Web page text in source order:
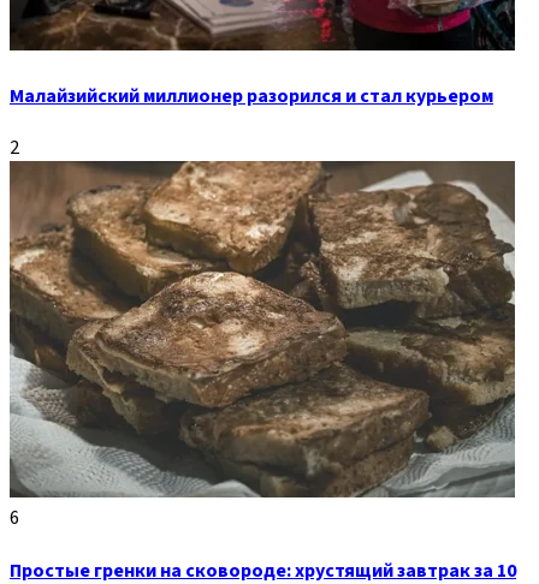
Малайзийский миллионер разорился и стал курьером
2
6
Простые гренки на сковороде: хрустящий завтрак за 10